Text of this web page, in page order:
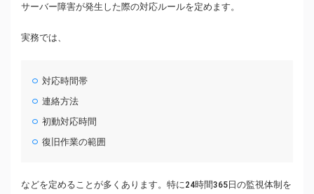
サーバー障害が発生した際の対応ルールを定めます。
実務では、
対応時間帯
連絡方法
初動対応時間
復旧作業の範囲
などを定めることが多くあります。特に24時間365日の監視体制を